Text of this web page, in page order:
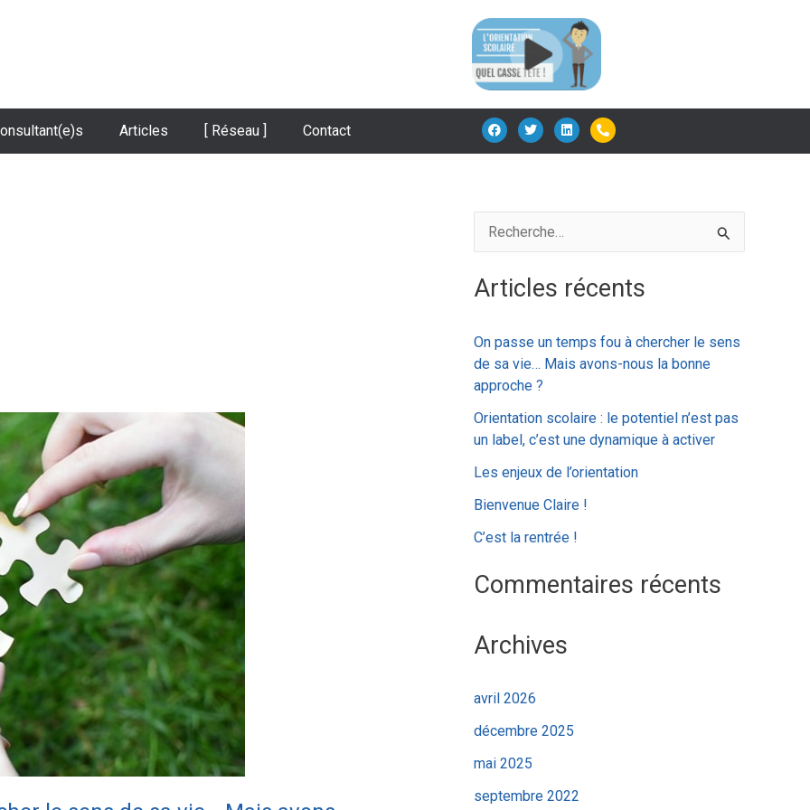
Articles [ Réseau ] Contact
F
a
k
T
w
L
i
n
P
h
l
c
e
r
c
h
e
r
Articles récents
On passe un temps fou à chercher le sens
de sa vie… Mais avons-nous la bonne
approche ?
Orientation scolaire : le potentiel n’est pas
un label, c’est une dynamique à activer
Les enjeux de l’orientation
Bienvenue Claire !
C’est la rentrée !
Commentaires récents
Archives
avril 2026
décembre 2025
mai 2025
septembre 2022